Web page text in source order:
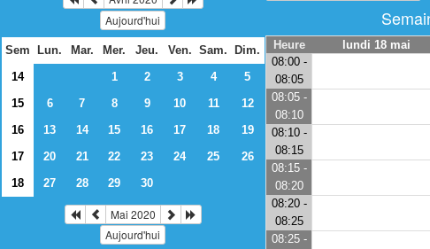
Aujourd'hui
Sem Lun. Mar. Mer. Jeu. Ven. Sam. Dim.
14
1 2 3 4
5
15
6 7 8 9 10 11
12
16
13 14 15 16 17 18
19
17
20 21 22 23 24 25
26
18
27 28 29 30
Mai 2020
Aujourd'hui
Heure lundi 18 mai
08:00 -
08:05
08:05 -
08:10
08:10 -
08:15
08:15 -
08:20
08:20 -
08:25
08:25 -